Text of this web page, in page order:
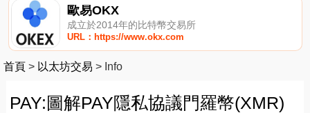
歐易OKX
成立於2014年的比特幣交易所
URL：https://www.okx.com
首頁 > 以太坊交易 > Info
PAY:圖解PAY隱私協議門羅幣(XMR)